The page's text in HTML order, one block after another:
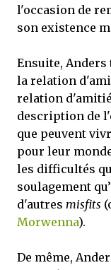
l'occasion de
son existence
Ensuite, Anders
la relation
relation d'amitié
description de
que peuvent
pour leur
les difficultés
soulagement
d'autres misfits
Morwenna).
De même,